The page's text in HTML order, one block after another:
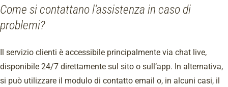
Come si contattano l’assistenza in caso di
problemi?
Il servizio clienti è accessibile principalmente via chat live,
disponibile 24/7 direttamente sul sito o sull’app. In alternativa,
si può utilizzare il modulo di contatto email o, in alcuni casi, il